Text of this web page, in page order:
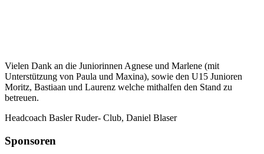
Vielen Dank an die Juniorinnen Agnese und Marlene (mit
Unterstützung von Paula und Maxina), sowie den U15 Junioren
Moritz, Bastiaan und Laurenz welche mithalfen den Stand zu
betreuen.
Headcoach Basler Ruder- Club, Daniel Blaser
Sponsoren